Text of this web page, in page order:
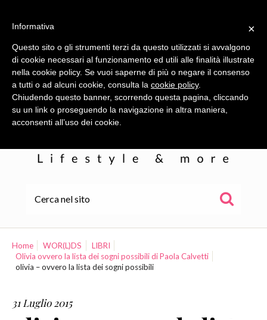
WOR(L)DS
Home WOR(L)DS
LIBRI
Olivia ovvero la lista dei sogni possibili di Paola Calvetti
olivia – ovvero la lista dei sogni possibili
31 Luglio 2015
×
Informativa
Questo sito o gli strumenti terzi da questo utilizzati si avvalgono
di cookie necessari al funzionamento ed utili alle finalità illustrate
nella cookie policy. Se vuoi saperne di più o negare il consenso
a tutti o ad alcuni cookie, consulta la cookie policy.
Chiudendo questo banner, scorrendo questa pagina, cliccando
su un link o proseguendo la navigazione in altra maniera,
acconsenti all’uso dei cookie.